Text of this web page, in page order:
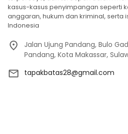
kasus-kasus penyimpangan seperti
anggaran, hukum dan kriminal, serta
Indonesia
Jalan Ujung Pandang, Bulo
Pandang, Kota Makassar,
tapakbatas28@gmail.com